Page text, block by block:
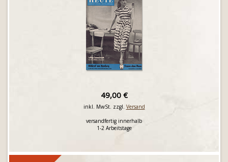
49,00 €
inkl. MwSt. zzgl. Versand
versandfertig innerhalb
1-2 Arbeitstage